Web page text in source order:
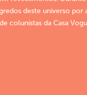
deste universo por
colunistas da Casa